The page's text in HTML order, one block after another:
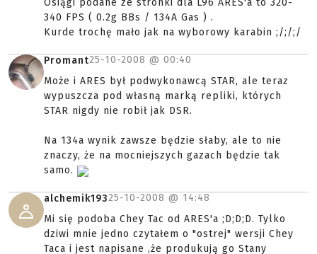
Osiągi podane ze stronki dla L96 ARES'a to 320-
340 FPS ( 0.2g BBs / 134A Gas ) .
Kurde trochę mało jak na wyborowy karabin ;/;/;/
Promant25-10-2008 @ 00:40
Może i ARES był podwykonawcą STAR, ale teraz
wypuszcza pod własną marką repliki, których
STAR nigdy nie robił jak DSR.
Na 134a wynik zawsze będzie słaby, ale to nie
znaczy, że na mocniejszych gazach będzie tak
samo.
alchemik19325-10-2008 @ 14:48
Mi się podoba Chey Tac od ARES'a ;D;D;D. Tylko
dziwi mnie jedno czytałem o "ostrej" wersji Chey
Taca i jest napisane ,że produkują go Stany